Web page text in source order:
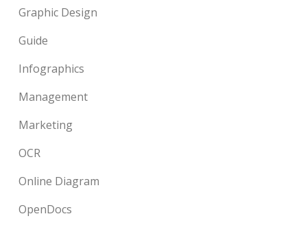
Graphic Design
Guide
Infographics
Management
Marketing
OCR
Online Diagram
OpenDocs